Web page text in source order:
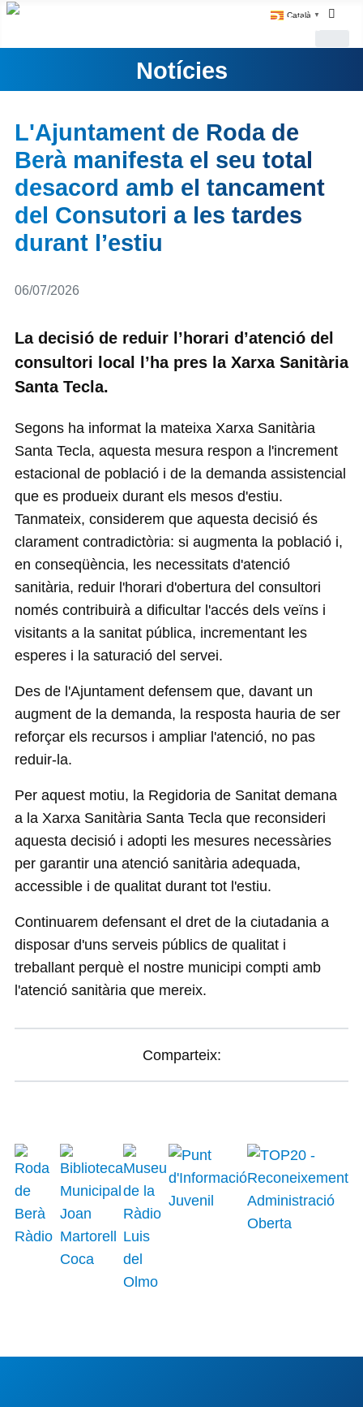
Català ▼
Notícies
L'Ajuntament de Roda de
Berà manifesta el seu total
desacord amb el tancament
del Consutori a les tardes
durant l’estiu
Detalls
06/07/2026
La decisió de reduir l’horari d’atenció del
consultori local l’ha pres la Xarxa Sanitària
Santa Tecla.
Segons ha informat la mateixa Xarxa Sanitària
Santa Tecla, aquesta mesura respon a l'increment
estacional de població i de la demanda assistencial
que es produeix durant els mesos d'estiu.
Tanmateix, considerem que aquesta decisió és
clarament contradictòria: si augmenta la població i,
en conseqüència, les necessitats d'atenció
sanitària, reduir l'horari d'obertura del consultori
només contribuirà a dificultar l'accés dels veïns i
visitants a la sanitat pública, incrementant les
esperes i la saturació del servei.
Des de l'Ajuntament defensem que, davant un
augment de la demanda, la resposta hauria de ser
reforçar els recursos i ampliar l'atenció, no pas
reduir-la.
Per aquest motiu, la Regidoria de Sanitat demana
a la Xarxa Sanitària Santa Tecla que reconsideri
aquesta decisió i adopti les mesures necessàries
per garantir una atenció sanitària adequada,
accessible i de qualitat durant tot l'estiu.
Continuarem defensant el dret de la ciutadania a
disposar d'uns serveis públics de qualitat i
treballant perquè el nostre municipi compti amb
l'atenció sanitària que mereix.
Comparteix: